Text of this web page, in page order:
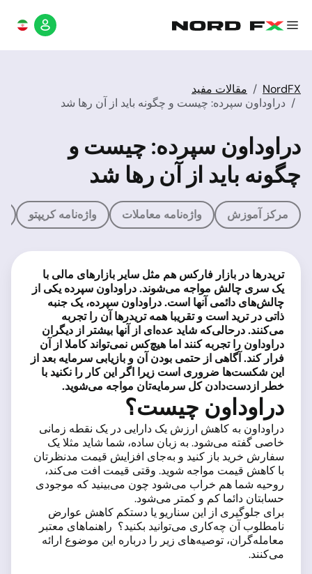
NordFX
مقالات مفید
دراوداون سپرده: چیست و چگونه باید از آن رها شد
دراوداون سپرده: چیست و
چگونه باید از آن رها شد
مرکز آموزش واژه‌نامه معاملات واژه‌نامه کریپتو
تریدرها در بازار فارکس هم مثل سایر بازارهای مالی با
یک سری چالش مواجه می‌شوند. دراوداون سپرده یکی از
چالش‌های دائمی آنها است. دراوداون سپرده، یک جنبه
ذاتی در ترید است و تقریبا همه تریدرها آن را تجربه
می‌کنند. درحالی‌که شاید عده‌ای از آنها بیشتر از دیگران
دراوداون را تجربه کنند اما هیچ‌کس نمی‌تواند کاملا از آن
فرار کند. آگاهی از حتمی بودن آن و بازیابی سرمایه بعد از
این شکست‌ها ضروری است زیرا اگر این کار را نکنید با
خطر ازدست‌دادن کل سرمایه‌تان مواجه می‌شوید.
دراوداون چیست؟
دراوداون به کاهش ارزش یک دارایی در یک نقطه زمانی
خاصی گفته می‌شود. به زبان ساده، شما شاید مثلا یک
سفارش خرید باز کنید و به‌جای افزایش قیمت مدنظرتان
با کاهش قیمت مواجه شوید. وقتی قیمت افت می‌کند،
روحیه شما هم خراب می‌شود چون می‌بینید که موجودی
حسابتان دائما کم و کمتر می‌شود.
برای جلوگیری از این سناریو یا دستکم کاهش عوارض
نامطلوب آن چه‌کاری می‌توانید بکنید؟ راهنماهای معتبر
معامله‌گران، توصیه‌های زیر را درباره این موضوع ارائه
می‌کنند.